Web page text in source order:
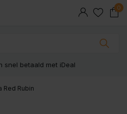
0
betaald met iDeal
Red Rubin